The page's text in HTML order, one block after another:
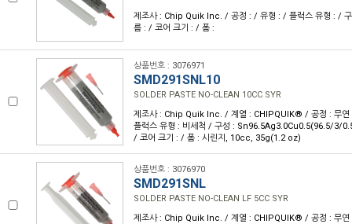
제조사 : Chip Quik Inc. / 공정 : / 유형 : / 플럭스 유형 : /
름 : / 코어 크기 : / 폼 :
상품번호 : 3076971
SMD291SNL10
SOLDER PASTE NO-CLEAN 10CC SYR
제조사 : Chip Quik Inc. / 계열 : CHIPQUIK® / 공정 : 무연
플럭스 유형 : 비세척 / 구성 : Sn96.5Ag3.0Cu0.5(96.5/3/
/ 코어 크기 : / 폼 : 시린지, 10cc, 35g(1.2 oz)
상품번호 : 3076970
SMD291SNL
SOLDER PASTE NO-CLEAN LF 5CC SYR
제조사 : Chip Quik Inc. / 계열 : CHIPQUIK® / 공정 : 무연